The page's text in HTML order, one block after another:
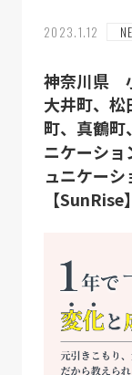
2023.1.12
神奈川県
大井町、松
町、真鶴
ニケーシ
ュニケー
【SunRise】